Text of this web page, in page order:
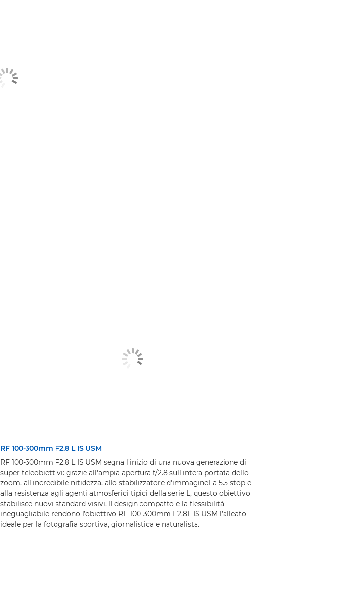
RF 100-300mm F2.8 L IS USM
RF 100-300mm F2.8 L IS USM segna l'inizio di una nuova generazione di
super teleobiettivi: grazie all'ampia apertura f/2.8 sull'intera portata dello
zoom, all'incredibile nitidezza, allo stabilizzatore d'immagine1 a 5.5 stop e
alla resistenza agli agenti atmosferici tipici della serie L, questo obiettivo
stabilisce nuovi standard visivi. Il design compatto e la flessibilità
ineguagliabile rendono l’obiettivo RF 100-300mm F2.8L IS USM l’alleato
ideale per la fotografia sportiva, giornalistica e naturalista.